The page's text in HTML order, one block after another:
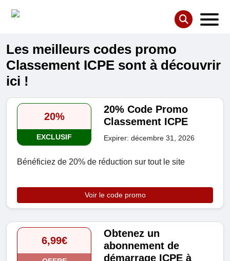
Les meilleurs codes promo
Classement ICPE sont à découvrir
ici !
20%
EXCLUSIF
20% Code Promo
Classement ICPE
Expirer: décembre 31, 2026
Bénéficiez de 20% de réduction sur tout le site
Voir le code promo
6,99€
Obtenez un
abonnement de
démarrage ICPE à